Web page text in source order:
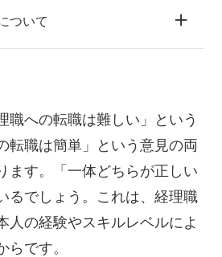
ついて
職への転職は難しい」という
転職は簡単」という意見の両
ます。「一体どちらが正しい
るでしょう。これは、経理職
人の経験やスキルレベルによ
らです。